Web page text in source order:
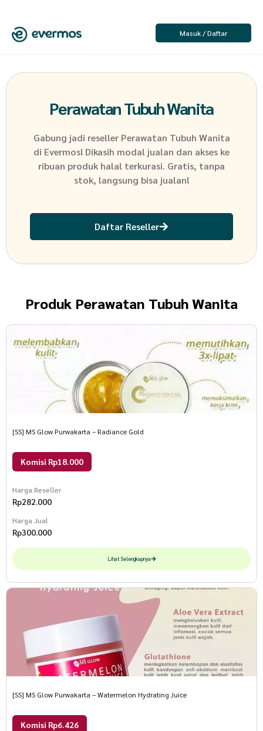
Masuk / Daftar
Perawatan Tubuh Wanita
Gabung jadi reseller Perawatan Tubuh Wanita
di Evermos! Dikasih modal jualan dan akses ke
ribuan produk halal terkurasi. Gratis, tanpa
stok, langsung bisa jualan!
Daftar Reseller
Produk Perawatan Tubuh Wanita
[SS] MS Glow Purwakarta – Radiance Gold
Komisi Rp18.000
Harga Reseller
Rp282.000
Harga Jual
Rp300.000
Lihat Selengkapnya
[SS] MS Glow Purwakarta – Watermelon Hydrating Juice
Komisi Rp6.426